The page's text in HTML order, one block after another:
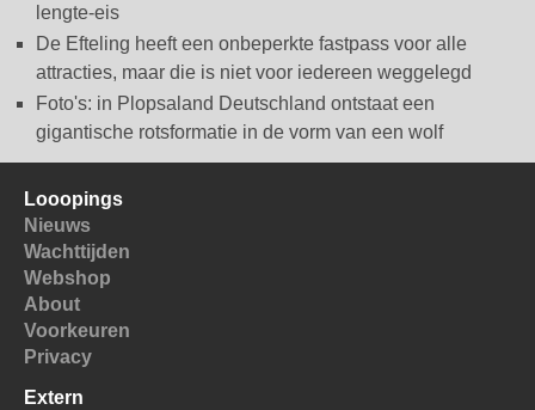
lengte-eis
De Efteling heeft een onbeperkte fastpass voor alle
attracties, maar die is niet voor iedereen weggelegd
Foto's: in Plopsaland Deutschland ontstaat een
gigantische rotsformatie in de vorm van een wolf
Looopings
Nieuws
Wachttijden
Webshop
About
Voorkeuren
Privacy
Extern